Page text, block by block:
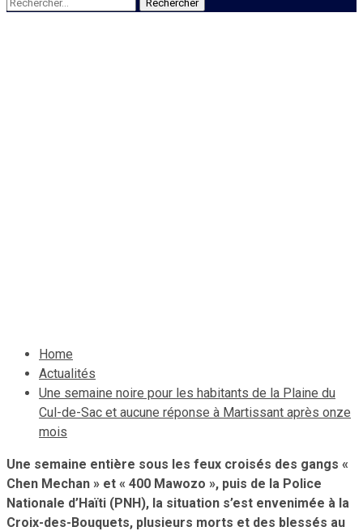
Home
Actualités
Une semaine noire pour les habitants de la Plaine du
Cul-de-Sac et aucune réponse à Martissant après onze
mois
Une semaine entière sous les feux croisés des gangs «
Chen Mechan » et « 400 Mawozo », puis de la Police
Nationale d’Haïti (PNH), la situation s’est envenimée à la
Croix-des-Bouquets, plusieurs morts et des blessés au